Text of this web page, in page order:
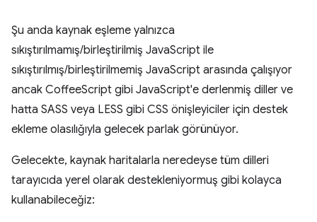
Şu anda kaynak eşleme yalnızca
sıkıştırılmamış/birleştirilmiş JavaScript ile
sıkıştırılmış/birleştirilmemiş JavaScript arasında çalışıyor
ancak CoffeeScript gibi JavaScript'e derlenmiş diller ve
hatta SASS veya LESS gibi CSS önişleyiciler için destek
ekleme olasılığıyla gelecek parlak görünüyor.
Gelecekte, kaynak haritalarla neredeyse tüm dilleri
tarayıcıda yerel olarak destekleniyormuş gibi kolayca
kullanabileceğiz: